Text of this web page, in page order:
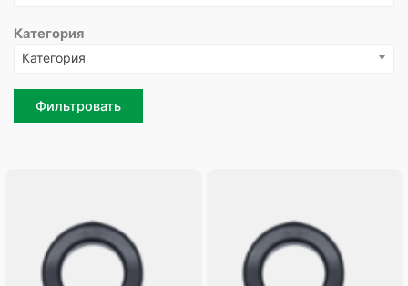
Категория
Категория
Фильтровать